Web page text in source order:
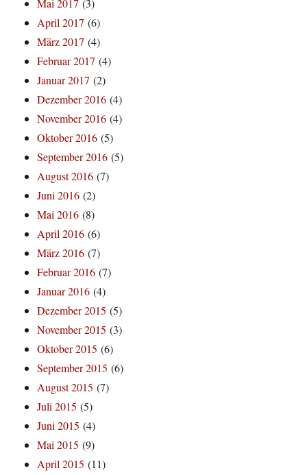
Mai 2017 (3)
April 2017 (6)
März 2017 (4)
Februar 2017 (4)
Januar 2017 (2)
Dezember 2016 (4)
November 2016 (4)
Oktober 2016 (5)
September 2016 (5)
August 2016 (7)
Juni 2016 (2)
Mai 2016 (8)
April 2016 (6)
März 2016 (7)
Februar 2016 (7)
Januar 2016 (4)
Dezember 2015 (5)
November 2015 (3)
Oktober 2015 (6)
September 2015 (6)
August 2015 (7)
Juli 2015 (5)
Juni 2015 (4)
Mai 2015 (9)
April 2015 (11)